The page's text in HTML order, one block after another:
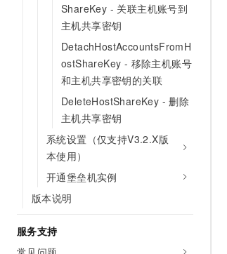
ShareKey - 关联主机账号到
主机共享密钥
DetachHostAccountsFromH
ostShareKey - 移除主机账号
和主机共享密钥的关联
DeleteHostShareKey - 删除
主机共享密钥
系统设置（仅支持V3.2.X版
本使用）
开通堡垒机实例
版本说明
服务支持